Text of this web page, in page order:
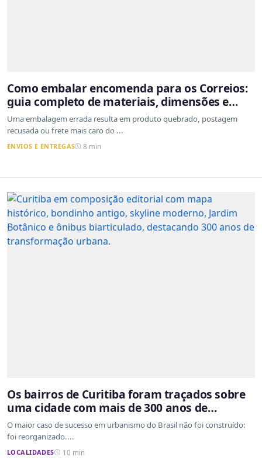
Como embalar encomenda para os Correios:
guia completo de materiais, dimensões e
proteção
Uma embalagem errada resulta em produto quebrado, postagem
recusada ou frete mais caro do ...
ENVIOS E ENTREGAS 8 min
Os bairros de Curitiba foram traçados sobre
uma cidade com mais de 300 anos de
ocupação desordenada
O maior caso de sucesso em urbanismo do Brasil não foi construído:
foi reorganizado....
LOCALIDADES 10 min